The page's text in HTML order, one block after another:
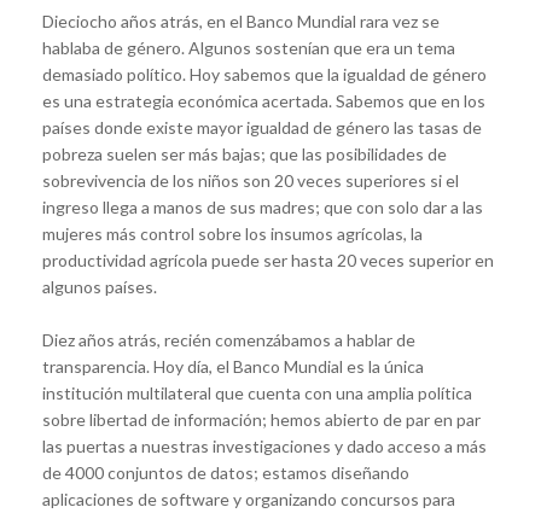
Dieciocho años atrás, en el Banco Mundial rara vez se
hablaba de género. Algunos sostenían que era un tema
demasiado político. Hoy sabemos que la igualdad de género
es una estrategia económica acertada. Sabemos que en los
países donde existe mayor igualdad de género las tasas de
pobreza suelen ser más bajas; que las posibilidades de
sobrevivencia de los niños son 20 veces superiores si el
ingreso llega a manos de sus madres; que con solo dar a las
mujeres más control sobre los insumos agrícolas, la
productividad agrícola puede ser hasta 20 veces superior en
algunos países.
Diez años atrás, recién comenzábamos a hablar de
transparencia. Hoy día, el Banco Mundial es la única
institución multilateral que cuenta con una amplia política
sobre libertad de información; hemos abierto de par en par
las puertas a nuestras investigaciones y dado acceso a más
de 4000 conjuntos de datos; estamos diseñando
aplicaciones de software y organizando concursos para